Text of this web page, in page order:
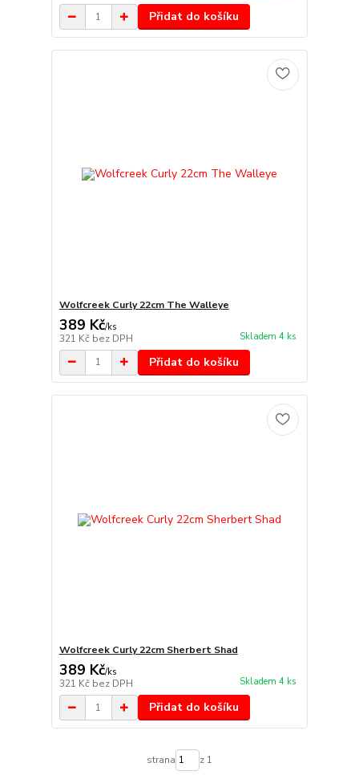
Přidat do košíku
Wolfcreek Curly 22cm The Walleye
389 Kč/ks
321 Kč bez DPH Skladem 4 ks
Přidat do košíku
Wolfcreek Curly 22cm Sherbert Shad
389 Kč/ks
321 Kč bez DPH Skladem 4 ks
Přidat do košíku
strana z 1